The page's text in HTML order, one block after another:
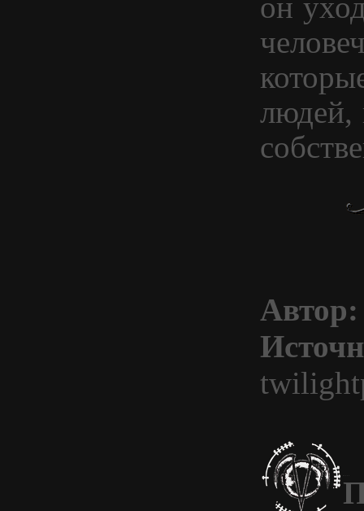
людей,
Автор: